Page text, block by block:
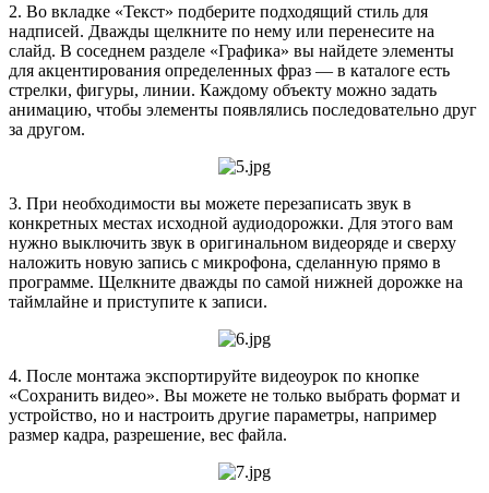
2. Во вкладке «Текст» подберите подходящий стиль для
надписей. Дважды щелкните по нему или перенесите на
слайд. В соседнем разделе «Графика» вы найдете элементы
для акцентирования определенных фраз — в каталоге есть
стрелки, фигуры, линии. Каждому объекту можно задать
анимацию, чтобы элементы появлялись последовательно друг
за другом.
3. При необходимости вы можете перезаписать звук в
конкретных местах исходной аудиодорожки. Для этого вам
нужно выключить звук в оригинальном видеоряде и сверху
наложить новую запись с микрофона, сделанную прямо в
программе. Щелкните дважды по самой нижней дорожке на
таймлайне и приступите к записи.
4. После монтажа экспортируйте видеоурок по кнопке
«Сохранить видео». Вы можете не только выбрать формат и
устройство, но и настроить другие параметры, например
размер кадра, разрешение, вес файла.